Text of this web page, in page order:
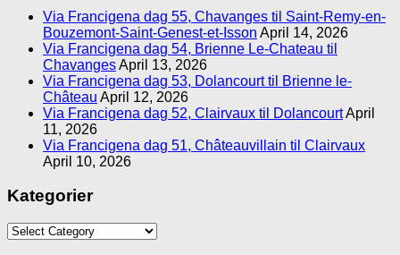
Via Francigena dag 55, Chavanges til Saint-Remy-en-
Bouzemont-Saint-Genest-et-Isson April 14, 2026
Via Francigena dag 54, Brienne Le-Chateau til
ChavangesApril 13, 2026
Via Francigena dag 53, Dolancourt til Brienne le-
Château April 12, 2026
Via Francigena dag 52, Clairvaux til DolancourtApril
11, 2026
Via Francigena dag 51, Châteauvillain til Clairvaux
April 10, 2026
Kategorier
Kategorier